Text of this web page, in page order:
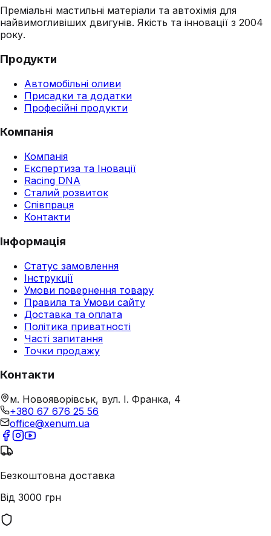
Преміальні мастильні матеріали та автохімія для
найвимогливіших двигунів. Якість та інновації з 2004
року.
Продукти
Автомобільні оливи
Присадки та додатки
Професійні продукти
Компанія
Компанія
Експертиза та Іновації
Racing DNA
Сталий розвиток
Співпраця
Контакти
Інформація
Статус замовлення
Інструкції
Умови повернення товару
Правила та Умови сайту
Доставка та оплата
Політика приватності
Часті запитання
Точки продажу
Контакти
м. Новояворівськ, вул. І. Франка, 4
+380 67 676 25 56
office@xenum.ua
Безкоштовна доставка
Від 3000 грн